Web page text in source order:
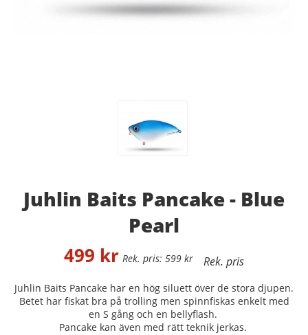
Juhlin Baits Pancake - Blue
Pearl
599 kr
499 kr
Juhlin Baits Pancake har en hög siluett över de stora djupen.
Betet har fiskat bra på trolling men spinnfiskas enkelt med
en S gång och en bellyflash.
Pancake kan även med rätt teknik jerkas.